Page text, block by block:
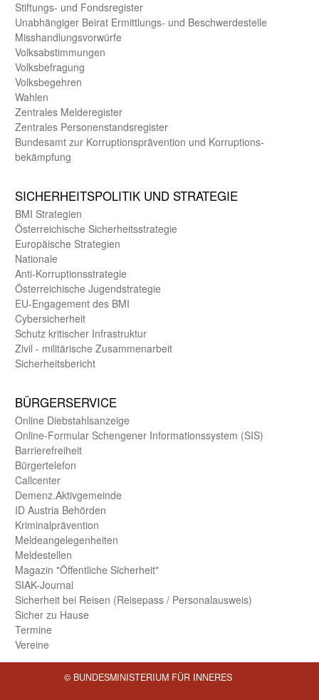
Stiftungs- und Fonds­register
Unab­hängiger Beirat Ermittlungs- und Beschwerde­stelle
Misshandlungs­vorwürfe
Volks­abstimmungen
Volks­befragung
Volks­begehren
Wahlen
Zentrales Melde­register
Zentrales Personen­stands­register
Bundes­amt zur Korrup­tions­prävention und Korrup­tions­
bekämpfung
SICHER­HEITS­POLITIK UND STRATEGIE
BMI Strategien
Öster­reichische Sicherheits­strategie
Europäische Strategien
Nationale
Anti-Korruptions­strategie
Öster­reichische Jugend­strategie
EU-Engagement des BMI
Cybersicherheit
Schutz kritischer Infra­struktur
Zivil - militärische Zusammen­arbeit
Sicherheits­bericht
BÜRGER­SERVICE
Online Diebstahls­anzeige
Online-Formular Schengener Informationssystem (SIS)
Barriere­freiheit
Bürger­telefon
Call­center
Demenz.Aktiv­gemeinde
ID Austria Behörden
Kriminal­prävention
Melde­an­ge­le­gen­heiten
Meld­estellen
Magazin "Öffentliche Sicherheit"
SIAK-Journal
Sicherheit bei Reisen (Reise­pass / Personal­ausweis)
Sicher zu Hause
Termine
Vereine
© BUNDESMINISTERIUM FÜR INNERES